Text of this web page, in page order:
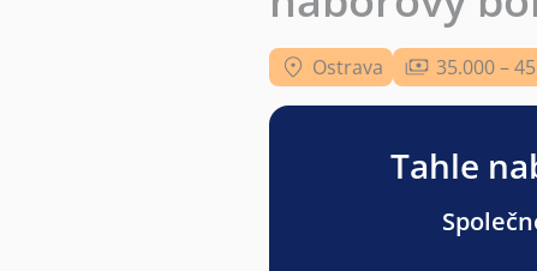
Ostrava 35.000 –
Tahle